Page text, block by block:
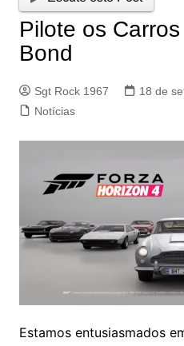
Pilote os
Bond
Sgt Rock 1967
18 de
Notícias
Estamos entusiasmados